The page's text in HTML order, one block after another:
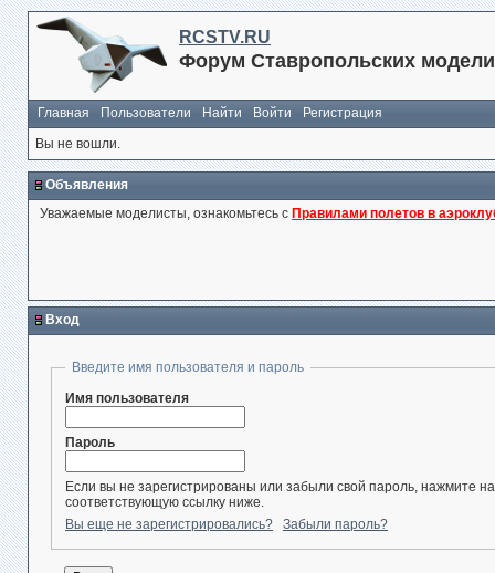
RCSTV.RU
Форум Ставропольских
Главная Пользователи Найти Войти
Регистрация
Вы не вошли.
Объявления
Уважаемые моделисты, ознакомьтесь с Правилами полетов в
Вход
Введите имя пользователя и пароль
Имя пользователя
Пароль
Если вы не зарегистрированы или забыли свой пароль, нажмите на
соответствующую ссылку ниже.
Вы еще не зарегистрировались?
Забыли пароль?